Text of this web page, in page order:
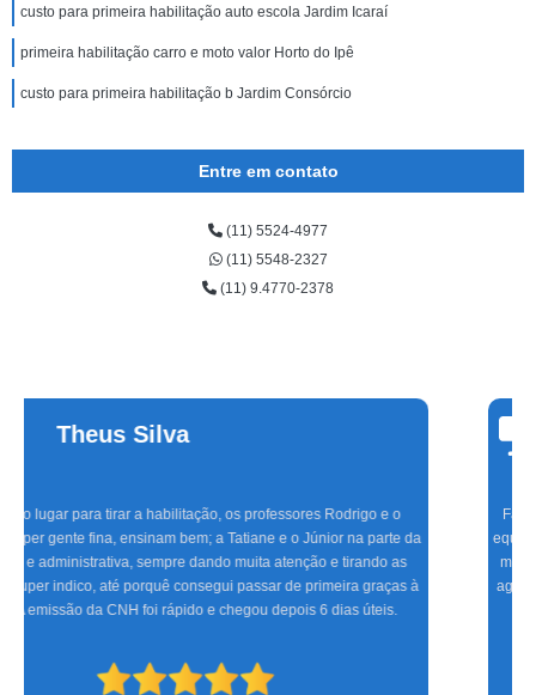
custo para primeira habilitação auto escola Jardim Icaraí
primeira habilitação carro e moto valor Horto do Ipê
custo para primeira habilitação b Jardim Consórcio
Entre em contato
(11) 5524-4977
(11) 5548-2327
(11) 9.4770-2378
Fazer aulas com a Marinho foi a melhor experiência que tive, com uma
equipe altamente treinada, profissionais de excelente gabarito, foram seis
meses de muita alegria e sucesso do CFC às aulas práticas, só tenho a
agradecer. Espero que os novos condutores tenham a mesma satisfação
que eu.